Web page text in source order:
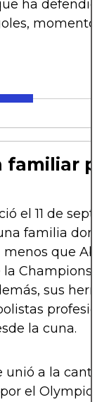
ha
momentos
familiar
el 11 de
familia
menos que
Champions
sus
la cuna.
unió a la
el